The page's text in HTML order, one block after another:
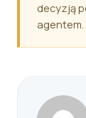
decyzją
agentem.